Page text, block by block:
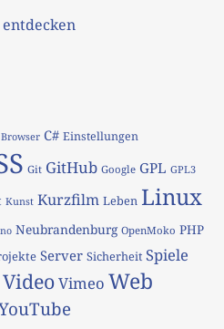
Browser C# Einstellungen
Git GitHub Google GPL GPL3
Kunst Kurzfilm Leben Linux
Neubrandenburg OpenMoko PHP
Server Sicherheit Spiele
VideoVimeo Web